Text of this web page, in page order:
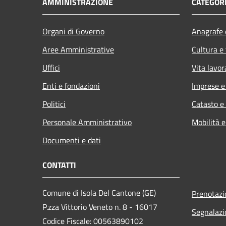
Organi di Governo
Aree Amministrative
Uffici
Enti e fondazioni
Politici
Personale Amministrativo
Documenti e dati
Cultura
Vita
Imprese
Catasto
Mobilità
CONTATTI
Comune di Isola Del Cantone (GE)
P.zza Vittorio Veneto n. 8 - 16017
Codice Fiscale: 00563890102